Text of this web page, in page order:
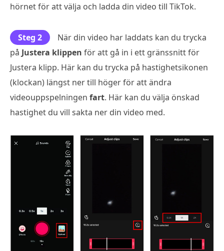
hörnet för att välja och ladda din video till TikTok.
Steg 2
När din video har laddats kan du trycka
på Justera klippen för att gå in i ett gränssnitt för
Justera klipp. Här kan du trycka på hastighetsikonen
(klockan) längst ner till höger för att ändra
videouppspelningen fart. Här kan du välja önskad
hastighet du vill sakta ner din video med.